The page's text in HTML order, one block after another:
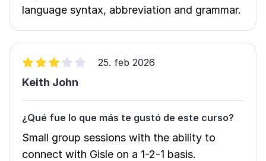
language syntax, abbreviation and grammar.
25. feb 2026
Keith John
¿Qué fue lo que más te gustó de este curso?
Small group sessions with the ability to
connect with Gisle on a 1-2-1 basis.